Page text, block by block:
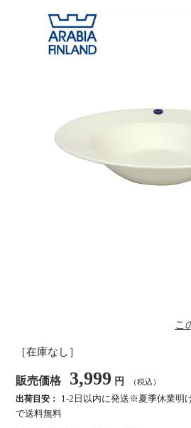
こ
［在庫なし］
販売価格 3,999 円 （税込）
出荷目安：
1-2日以内に発送※夏季休業
で送料無料